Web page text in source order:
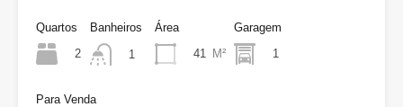
Quartos
2
Banheiros
1
Área
41 M²
Garagem
1
Para Venda